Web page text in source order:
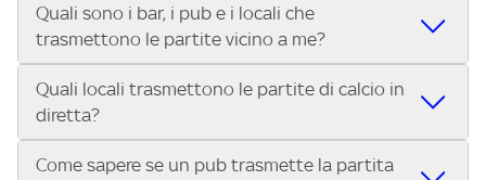
Quali sono i bar, i pub e i locali che
trasmettono le partite vicino a me?
Se cerchi un bar, pub, ristorante o locale vicino a te per
vedere le partite di Serie A ENILIVE, la Serie C Sky Wifi, la
UEFA Champions League, la UEFA Europa League, la UEFA
Conference League, il Tennis, la Formula 1®, la MotoGP™ e
Quali locali trasmettono le partite di calcio in
diretta?
Vuoi sapere quali bar, pub o ristoranti mostrano le partite
Come sapere se un pub trasmette la partita